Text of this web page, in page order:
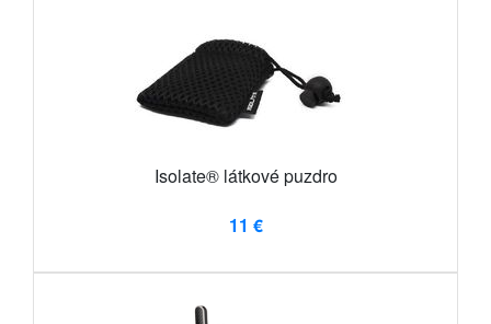
Isolate® látkové puzdro
11 €